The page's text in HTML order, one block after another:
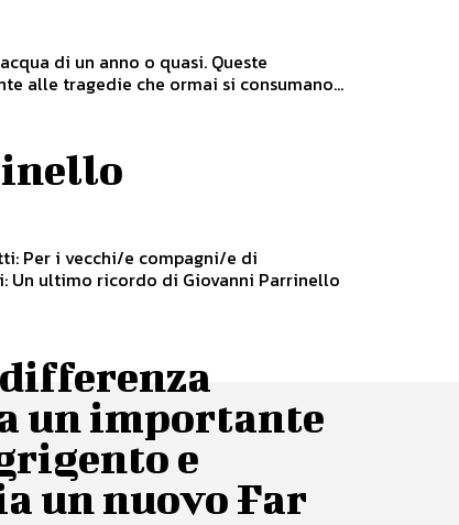
di un anno o quasi. Queste
alle tragedie che ormai si consumano...
Per i vecchi/e compagni/e di
Un ultimo ricordo di Giovanni Parrinello
un importante
e
un nuovo Far